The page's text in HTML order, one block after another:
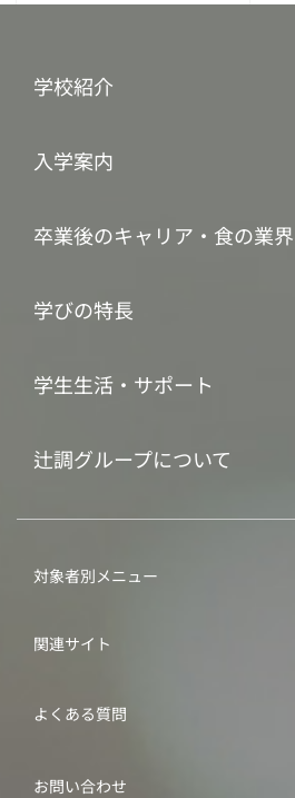
学校紹介
入学案内
卒業後のキャリア・食の業界
学びの特長
学生生活・サポート
辻調グループについて
対象者別メニュー
関連サイト
よくある質問
お問い合わせ